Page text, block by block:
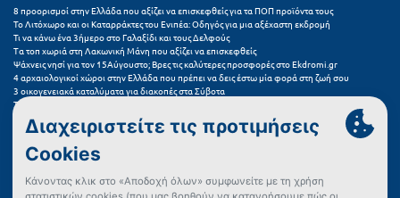
Σίκινος
Σίφνος
Σκαφιδιά Ηλείας
Σκόπελος
Σκύρος
8 προορισμοί στην Ελλάδα που αξίζει να επισκεφθείς για τα ΠΟΠ προϊόντα τους
Το Λιτόχωρο και οι Καταρράκτες του Ενιπέα: Οδηγός για μια αξέχαστη εκδρομή
Τι να κάνω ένα 3ήμερο στο Γαλαξίδι και τους Δελφούς
Τα τοπ χωριά στη Λακωνική Μάνη που αξίζει να επισκεφθείς
Ψάχνεις νησί για τον 15Αύγουστο; Βρες τις καλύτερες προσφορές στο Ekdromi.gr
4 αρχαιολογικοί χώροι στην Ελλάδα που πρέπει να δεις έστω μία φορά στη ζωή σου
3 οικογενειακά καταλύματα για διακοπές στα Σύβοτα
Τα 11 καλύτερα καλοκαιρινά resorts στην Ελλάδα
7 μικρά ελληνικά νησιά για αξέχαστες καλοκαιρινές διακοπές
5+1 ινσταγκραμικές παραλίες στην Ελλάδα που αξίζουν μια θέση στο feed σου
Συχνές Ερωτήσεις (FAQs) για Ξενοδοχεία